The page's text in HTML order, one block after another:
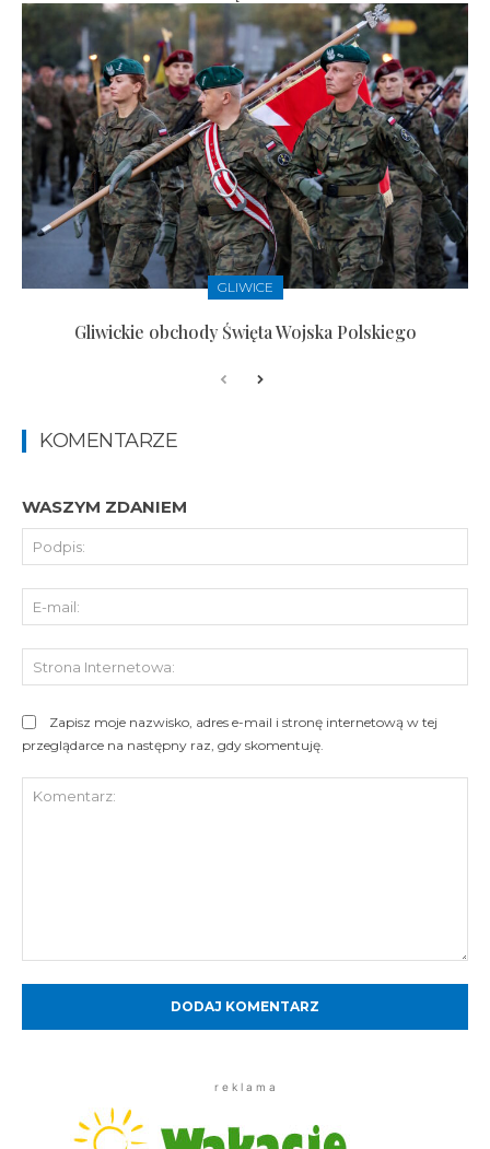
GLIWICE
Gliwickie obchody Święta Wojska Polskiego
KOMENTARZE
WASZYM ZDANIEM
Zapisz moje nazwisko, adres e-mail i stronę internetową w tej
przeglądarce na następny raz, gdy skomentuję.
r e k l a m a